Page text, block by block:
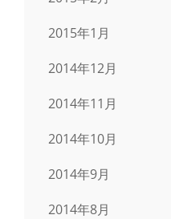
2015年1月
2014年12月
2014年11月
2014年10月
2014年9月
2014年8月